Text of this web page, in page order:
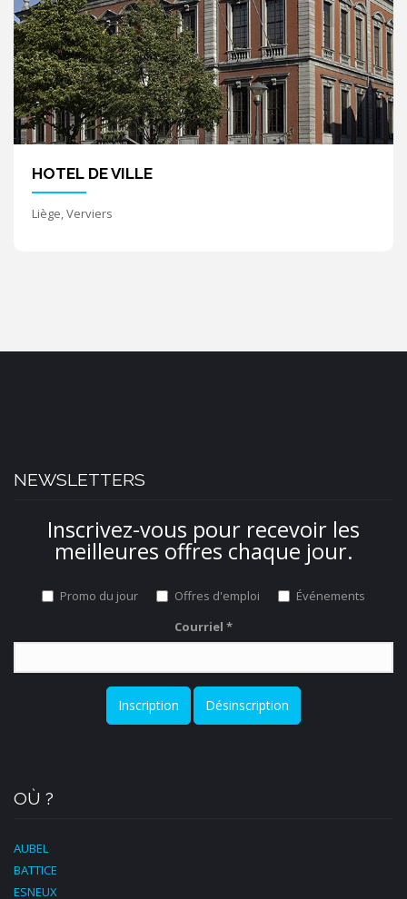
HOTEL DE VILLE
Liège, Verviers
NEWSLETTERS
Inscrivez-vous pour recevoir les
meilleures offres chaque jour.
Promo du jour Offres d'emploi
Événements
Courriel *
Inscription Désinscription
OÙ ?
AUBEL
BATTICE
ESNEUX